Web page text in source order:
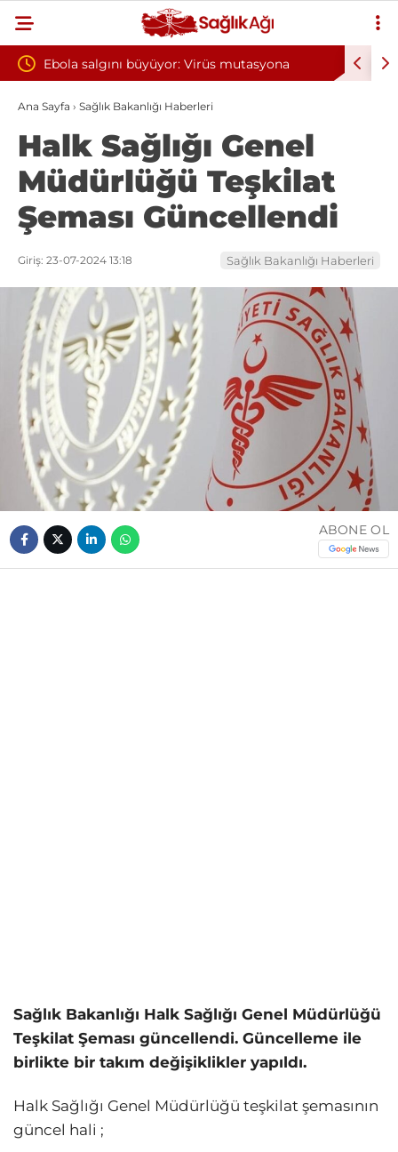
Virüs mutasyona Yılın ilk 6 ayında 10 bini aşkın hasta
oksijen tedavisinden yararlandı
Ana Sayfa › Sağlık Bakanlığı Haberleri
Halk Sağlığı Genel
Müdürlüğü Teşkilat
Şeması Güncellendi
Giriş: 23-07-2024 13:18 Sağlık Bakanlığı Haberleri
ABONE OL
Sağlık Bakanlığı Halk Sağlığı Genel Müdürlüğü
Teşkilat Şeması güncellendi. Güncelleme ile
birlikte bir takım değişiklikler yapıldı.
Halk Sağlığı Genel Müdürlüğü teşkilat şemasının
güncel hali ;